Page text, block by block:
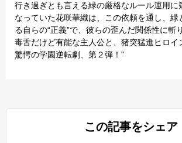
行き過ぎとも言える緑の厳格なルール運用に
なっていた花咲華織は、この依頼を通し、緑
る自らの“正義”で、彼らの歪んだ関係性に斬
毒舌だけど有能な主人公と、猪突猛進ヒロイ
驚愕の学園逆転劇、第２弾！"
この記事をシェア